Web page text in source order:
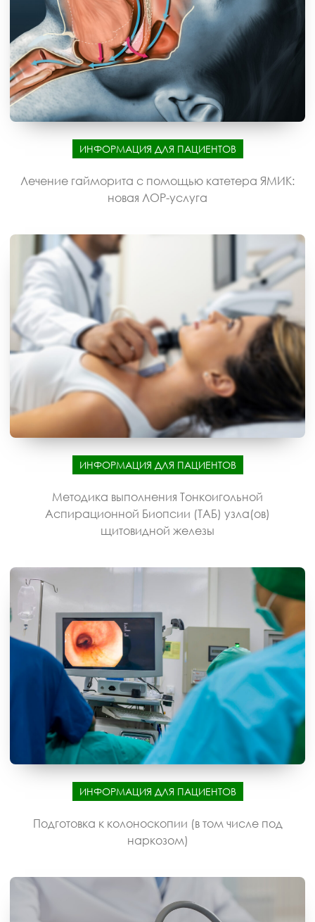
ИНФОРМАЦИЯ ДЛЯ ПАЦИЕНТОВ
Лечение гайморита с помощью катетера ЯМИК:
новая ЛОР-услуга
ИНФОРМАЦИЯ ДЛЯ ПАЦИЕНТОВ
Методика выполнения Тонкоигольной
Аспирационной Биопсии (ТАБ) узла(ов)
щитовидной железы
ИНФОРМАЦИЯ ДЛЯ ПАЦИЕНТОВ
Подготовка к колоноскопии (в том числе под
наркозом)